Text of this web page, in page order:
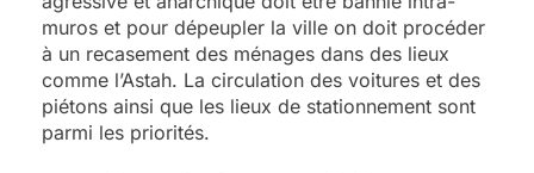
muros et pour dépeupler la ville on doit procéder
à un recasement des ménages dans des lieux
comme l’Astah. La circulation des voitures et des
piétons ainsi que les lieux de stationnement sont
parmi les priorités.